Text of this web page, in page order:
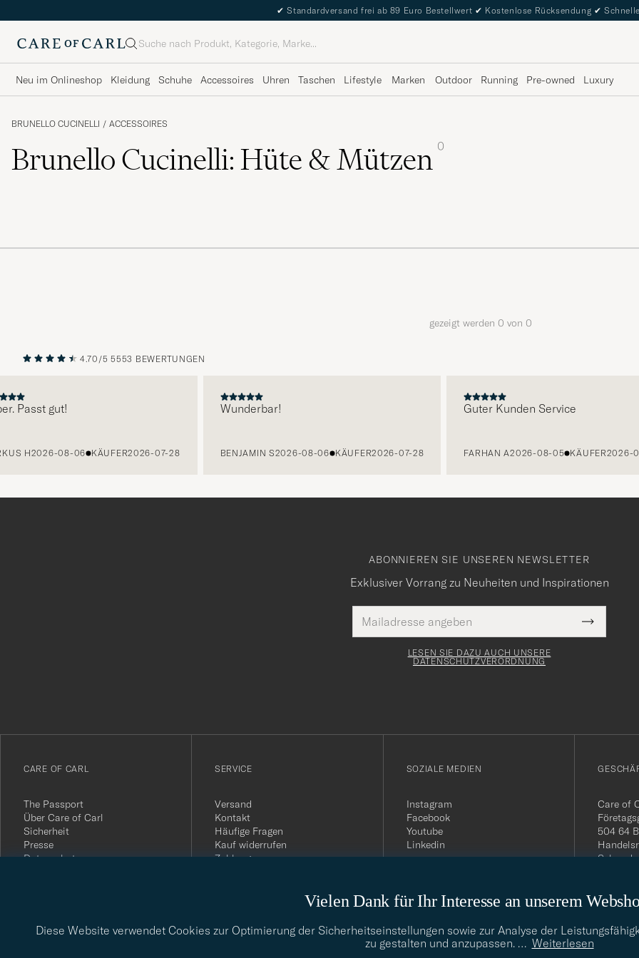
✔ Standardversand frei ab 89 Euro Bestellwert ✔ Kostenlose Rücksendung ✔
Suche
Neu im Onlineshop Kleidung Schuhe Accessoires Uhren Taschen Lifestyle Marken Outdoor Running Pre-owned Luxury
BRUNELLO CUCINELLI / ACCESSOIRES
Brunello Cucinelli: Hüte & Mützen 0
gezeigt werden 0 von 0
VORHERIGE
4.70/5 5553 BEWERTUNGEN
Passt gut!
H2026-08-06 KÄUFER2026-07-28
Wunderbar!
BENJAMIN S2026-08-06 KÄUFER2026-07-28
Guter Kunden Service
FARHAN A2026-08-05 KÄUFER2026-
Vielen Dank für Ihr Interesse an unserem
Diese Website verwendet Cookies zur Optimierung der Sicherheitseinstellungen sowie zur Analyse der
zu gestalten und anzupassen. … Weiterlesen
ABONNIEREN SIE UNSEREN NEWSLETTER
Exklusiver Vorrang zu Neuheiten und Inspirationen
Mail
Adresse
Pflichtfeld
Submit
Newsletter
till
nyhetsbrev!
LESEN SIE DAZU AUCH UNSERE
DATENSCHUTZVERORDNUNG
CARE OF CARL
The Passport
Über Care of Carl
Sicherheit
Presse
Datenschutz
SERVICE
Versand
Kontakt
Häufige Fragen
Kauf widerrufen
Zahlung
SOZIALE MEDIEN
Instagram
Facebook
Youtube
Linkedin
Care of
504 64
USt-
E-Mail-